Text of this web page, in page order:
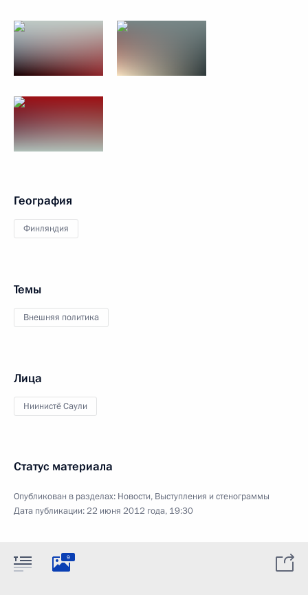
География
Финляндия
Темы
Внешняя политика
Лица
Ниинистё Саули
Статус материала
Опубликован в разделах: Новости, Выступления и стенограммы
Дата публикации:22 июня 2012 года, 19:30
9